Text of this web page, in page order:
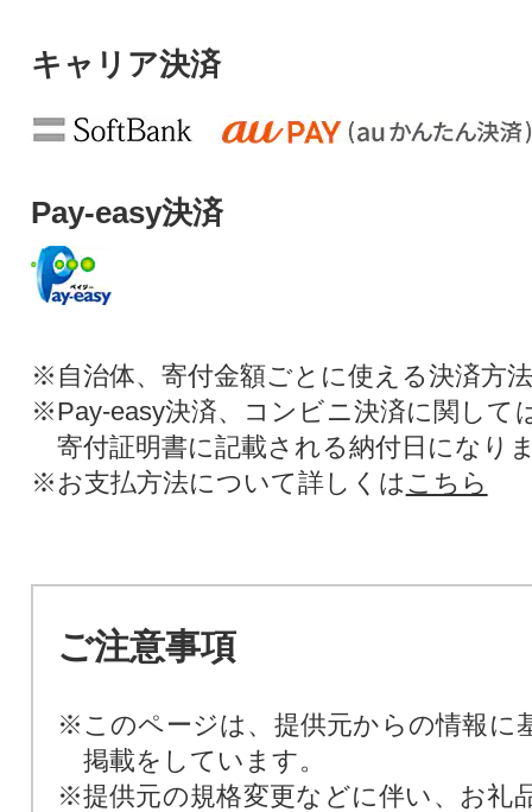
キャリア決済
Pay-easy決済
※自治体、寄付金額ごとに使える決済方
※Pay-easy決済、コンビニ決済に関して
寄付証明書に記載される納付日になり
※お支払方法について詳しくは こちら
ご注意事項
※このページは、提供元からの情報に
掲載をしています。
※提供元の規格変更などに伴い、お礼